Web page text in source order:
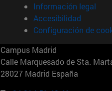
Información legal
Accesibilidad
Configuración de
Campus Madrid
Calle Marquesado de Sta.
28027 Madrid España